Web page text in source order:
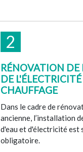
2
RÉNOVATION DE
DE
CHAUFFAGE
Dans le cadre de
ancienne, l’installation
d'eau et d'électricité est
obligatoire.